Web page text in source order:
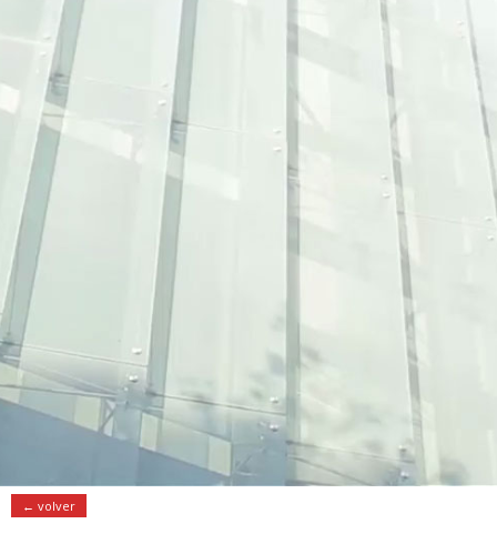
← volver